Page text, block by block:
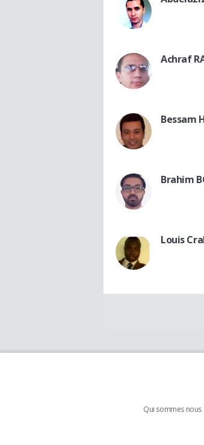
Achraf
Bessam
Brahim
Louis
Qui sommes nous